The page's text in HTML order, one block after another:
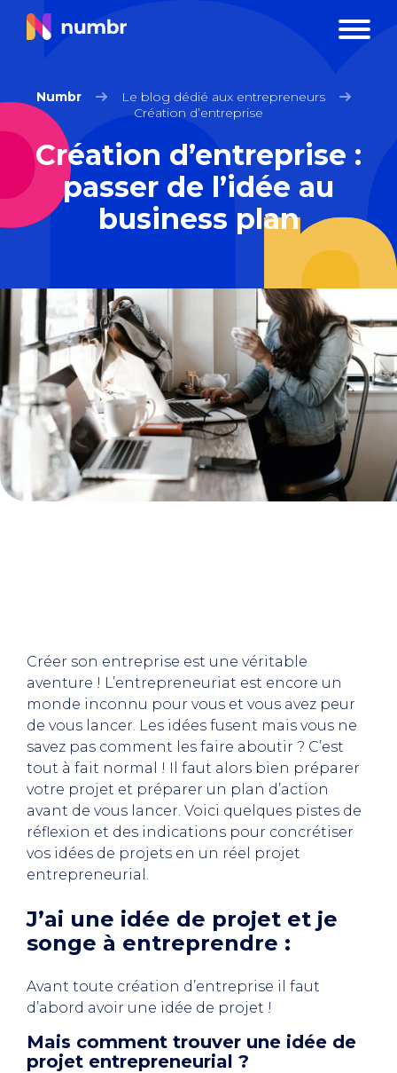
Numbr
Le blog dédié aux entrepreneurs
Création d’entreprise
Création d’entreprise :
passer de l’idée au
business plan
Créer son entreprise est une véritable
aventure ! L’entrepreneuriat est encore un
monde inconnu pour vous et vous avez peur
de vous lancer. Les idées fusent mais vous ne
savez pas comment les faire aboutir ? C’est
tout à fait normal ! Il faut alors bien préparer
votre projet et préparer un plan d’action
avant de vous lancer. Voici quelques pistes de
réflexion et des indications pour concrétiser
vos idées de projets en un réel projet
entrepreneurial.
J’ai une idée de projet et je
songe à entreprendre :
Avant toute création d’entreprise il faut
d’abord avoir une idée de projet !
Mais comment trouver une idée de
projet entrepreneurial ?